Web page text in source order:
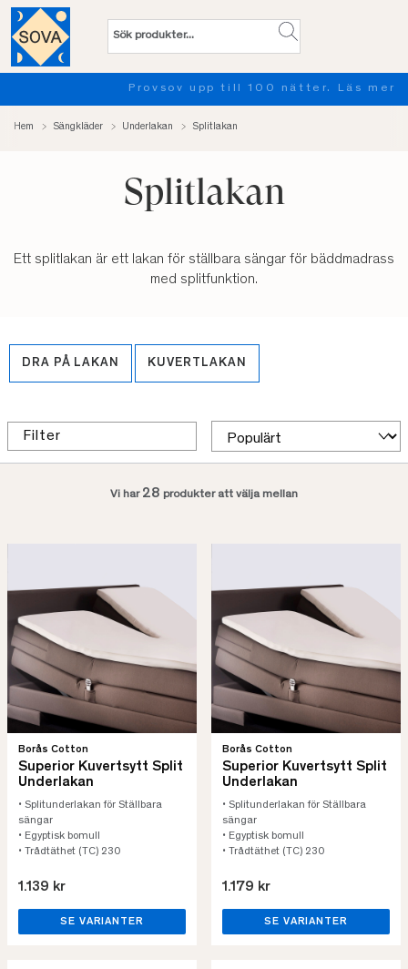
Provsov upp till 100 nätter. Läs mer
…
Hem Sängkläder Underlakan Splitlakan
Splitlakan
Ett splitlakan är ett lakan för ställbara sängar för bäddmadrass
med splitfunktion.
DRA PÅ LAKAN KUVERTLAKAN
Filter
Vi har 28 produkter att välja mellan
Borås Cotton
Superior Kuvertsytt Split
Underlakan
• Splitunderlakan för Ställbara
sängar
• Egyptisk bomull
• Trådtäthet (TC) 230
1.139 kr
SE VARIANTER
Borås Cotton
Superior Kuvertsytt Split
Underlakan
• Splitunderlakan för Ställbara
sängar
• Egyptisk bomull
• Trådtäthet (TC) 230
1.179 kr
SE VARIANTER